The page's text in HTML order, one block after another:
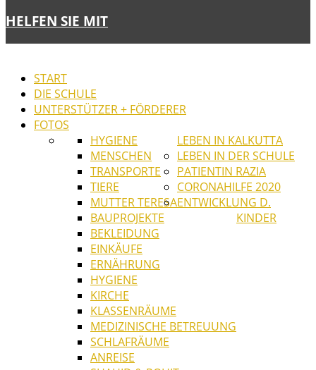
HELFEN SIE MIT
START
DIE SCHULE
UNTERSTÜTZER + FÖRDERER
FOTOS
LEBEN IN KALKUTTA
HYGIENE
MENSCHEN
TRANSPORTE
TIERE
MUTTER TERESA
LEBEN IN DER SCHULE
BAUPROJEKTE
BEKLEIDUNG
EINKÄUFE
ERNÄHRUNG
HYGIENE
KIRCHE
KLASSENRÄUME
MEDIZINISCHE BETREUUNG
SCHLAFRÄUME
ANREISE
PATIENTIN RAZIA
CORONAHILFE 2020
ENTWICKLUNG D.
KINDER